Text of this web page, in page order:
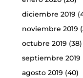
diciembre 2019
noviembre 2019
octubre 2019 (38)
septiembre 2019
agosto 2019 (40)